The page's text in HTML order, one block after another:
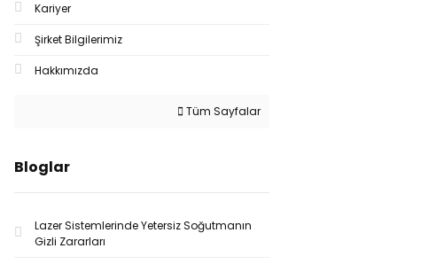
Kariyer
Şirket Bilgilerimiz
Hakkımızda
Tüm Sayfalar
Bloglar
Lazer Sistemlerinde Yetersiz Soğutmanın
Gizli Zararları